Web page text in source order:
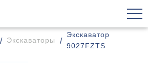
Экскаваторы
Экскаватор
9027FZTS